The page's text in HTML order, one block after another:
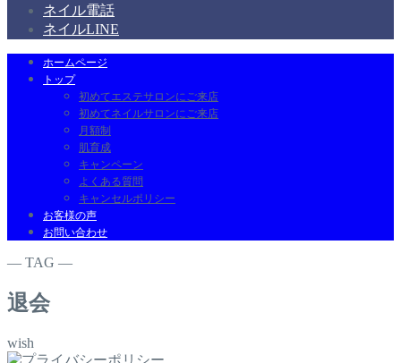
ネイル電話
ネイルLINE
ホームページ
トップ
初めてエステサロンにご来店
初めてネイルサロンにご来店
月額制
肌育成
キャンペーン
よくある質問
キャンセルポリシー
お客様の声
お問い合わせ
― TAG ―
退会
wish